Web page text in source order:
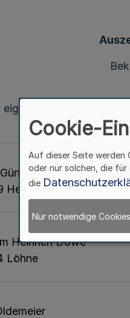
eigener Lebensgefahr
Dingerdissen
Herford
Heinrich Dowe
Löhne
Cookie-
Auf dieser Seite werden
oder nur solchen, die
die
Nur notwendige